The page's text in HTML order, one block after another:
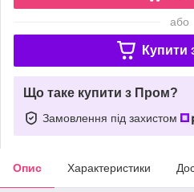
або
Купити
Що таке купити з Пром?
Замовлення під захистом
Опис Характеристики